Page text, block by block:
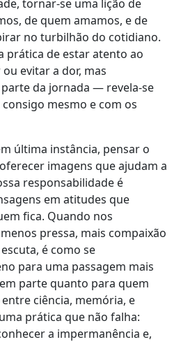
tornar-se uma lição de
de quem amamos, e de
no turbilhão do cotidiano.
prática de estar atento ao
evitar a dor, mas
da jornada — revela-se
mesmo e com os
última instância, pensar o
imagens que ajudam a
responsabilidade é
em atitudes que
fica. Quando nos
pressa, mais compaixão
é como se
para uma passagem mais
parte quanto para quem
ciência, memória, e
prática que não falha:
a impermanência e,